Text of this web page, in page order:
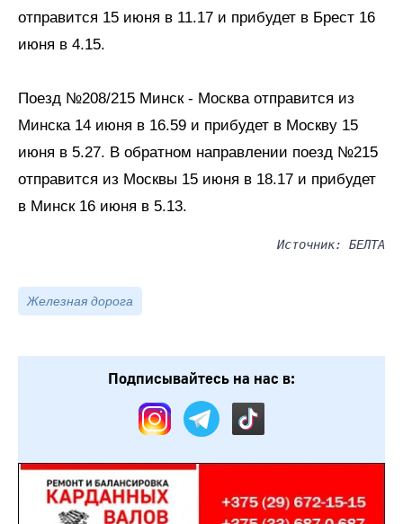
отправится 15 июня в 11.17 и прибудет в Брест 16
июня в 4.15.
Поезд №208/215 Минск - Москва отправится из
Минска 14 июня в 16.59 и прибудет в Москву 15
июня в 5.27. В обратном направлении поезд №215
отправится из Москвы 15 июня в 18.17 и прибудет
в Минск 16 июня в 5.13.
Источник: БЕЛТА
Железная дорога
Подписывайтесь на нас в: